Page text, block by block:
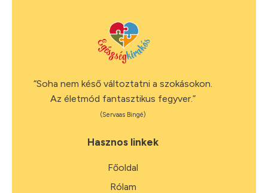
“Soha nem késő változtatni a szokásokon.
Az életmód fantasztikus fegyver.”
(Servaas Bingé)
Hasznos linkek
Főoldal
Rólam